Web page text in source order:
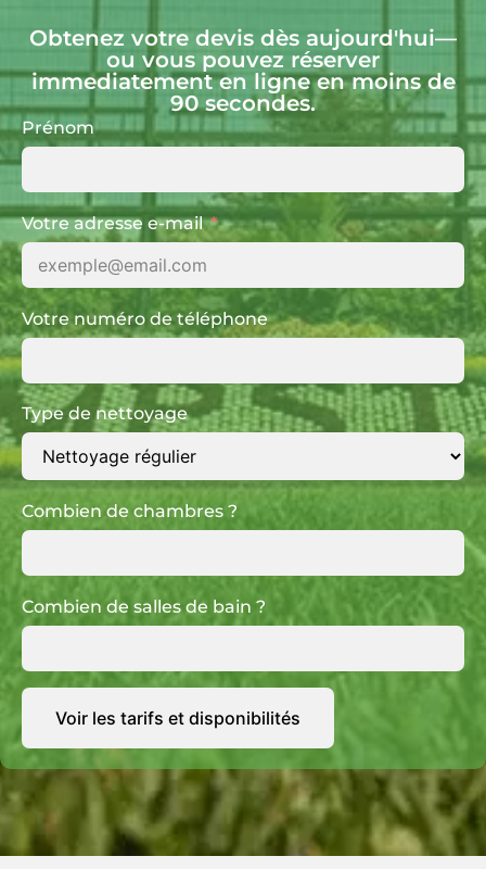
Obtenez votre devis dès aujourd'hui—
ou vous pouvez réserver
immediatement en ligne en moins de
90 secondes.
Prénom
Votre adresse e-mail
Votre numéro de téléphone
Type de nettoyage
Combien de chambres ?
Combien de salles de bain ?
Voir les tarifs et disponibilités